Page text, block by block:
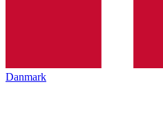
Danmark